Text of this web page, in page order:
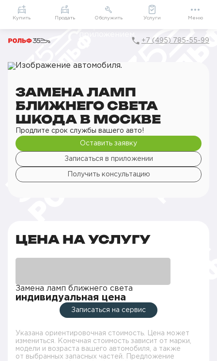
Приложение
Мой РОЛЬФ
Подарки внутри
+7 (495) 785-55-99
Главная
РОЛЬФ Сервис
Сервис ŠKODA
Кузовной ремонт
Освещение
Замена ламп ближнего света
ЗАМЕНА ЛАМП
БЛИЖНЕГО СВЕТА
ШКОДА В МОСКВЕ
Продлите срок службы вашего авто!
Оставить заявку
Записаться в приложении
Получить консультацию
ЦЕНА НА УСЛУГУ
Замена ламп ближнего света
индивидуальная цена
Записаться на сервис
Указана ориентировочная стоимость. Цена может
измениться. Конечная стоимость зависит от марки,
модели и возраста вашего автомобиля, а также
от выбранных запасных частей. Предложение
Купить Продать Обслужить Услуги Меню